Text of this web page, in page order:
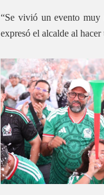
“Se vivió un evento muy
expresó el alcalde al